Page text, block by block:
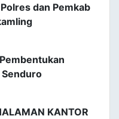
dan Pemkab
KANTOR